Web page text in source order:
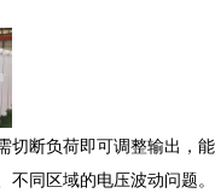
切断负荷即可调整输出，能
同区域的电压波动问题。